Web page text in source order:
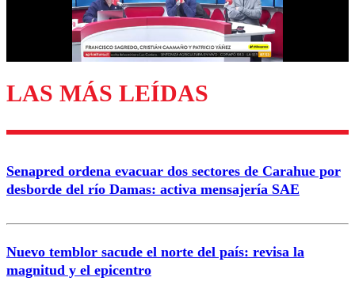
Enviar comentario
LAS MÁS LEÍDAS
Senapred ordena evacuar dos sectores de Carahue por
desborde del río Damas: activa mensajería SAE
Nuevo temblor sacude el norte del país: revisa la
magnitud y el epicentro